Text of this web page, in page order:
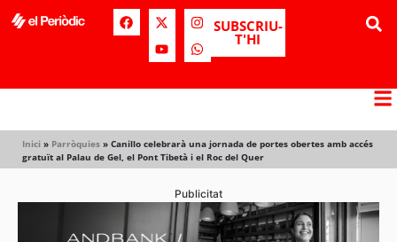
SUBSCRIU-
T'HI
Inici » Parròquies » Canillo celebrarà una jornada de portes obertes amb accés
gratuït al Palau de Gel, el Pont Tibetà i el Roc del Quer
Publicitat